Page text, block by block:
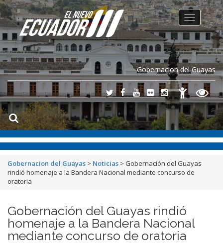
Gobernacion del Guayas
Toggle
navigation
Gobernacion del Guayas > Noticias > Gobernación del Guayas
rindió homenaje a la Bandera Nacional mediante concurso de
oratoria
Gobernación del Guayas rindió
homenaje a la Bandera Nacional
mediante concurso de oratoria